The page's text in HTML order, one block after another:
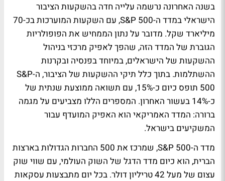
בשנה האחרונה נרשמה עלייה חדה בהשקעות הציבור
הישראלי במדד ה-S&P 500, עם השקעות המוערכות בכ-70
מיליארד שקל. מדובר על נתון הממחיש את הפופולריות
הגוברת של המדד הזה, שהפך לאפיק מרכזי בניהול
ההשקעות של הישראלים, במיוחד בפנסיה ובקרנות
ההשתלמות. בתוך כלל תיקי ההשקעות של הציבור, ה-S&P
500 תופס כיום כ-15%, עם תשואה ממוצעת שנתית של
כ-14% בעשור האחרון. המספרים הללו מצביעים על מגמה
ברורה: המדד האמריקאי הוא האפיק המועדף עבור
המשקיעים בישראל.
מדד ה-S&P 500, שמרכז את 500 החברות הגדולות בארצות
הברית, הוא כיום מדד הדגל של השוק העולמי, עם שווי שוק
עצום של מעל 42 טריליון דולר. בכל יום מתבצעות עסקאות